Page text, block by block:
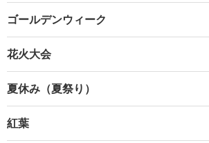
ゴールデンウィーク
花火大会
夏休み（夏祭り）
紅葉